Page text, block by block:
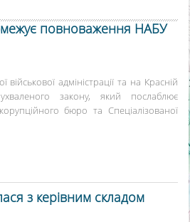
повноваження НАБУ
військової адміністрації та на Красній
закону, який послаблює
бюро та Спеціалізованої
з керівним складом